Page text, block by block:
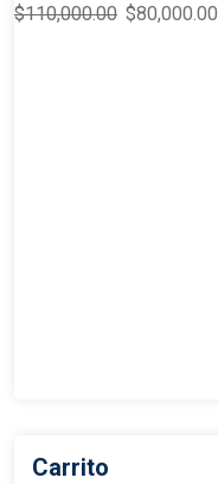
$110,000.00 $80,000.00
Carrito